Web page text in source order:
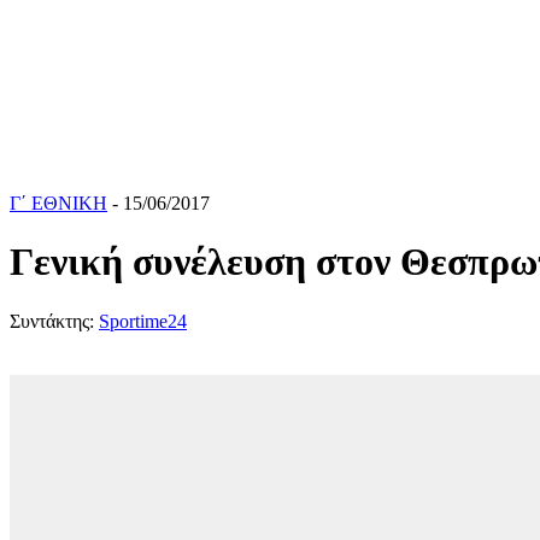
Γ΄ ΕΘΝΙΚΗ - 15/06/2017
Γενική συνέλευση στον
Συντάκτης: Sportime24